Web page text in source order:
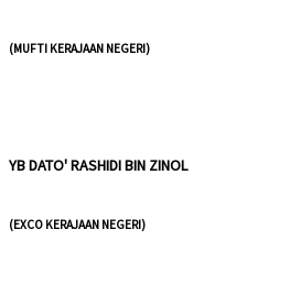
(MUFTI KERAJAAN NEGERI)
YB DATO' RASHIDI BIN ZINOL
(EXCO KERAJAAN NEGERI)